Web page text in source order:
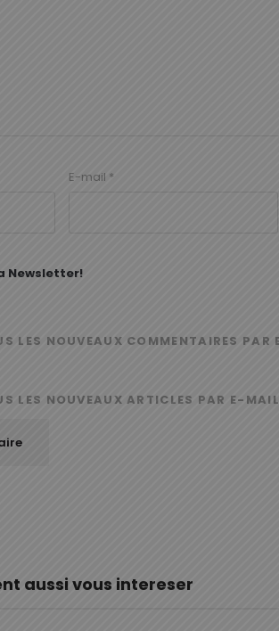
E-mail *
Newsletter!
LES NOUVEAUX COMMENTAIRES PAR
LES NOUVEAUX ARTICLES PAR E-
aussi vous intereser